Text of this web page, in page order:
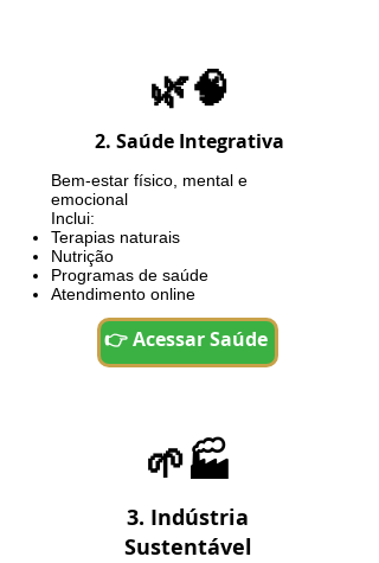
🌿🧠
2. Saúde Integrativa
Bem-estar físico, mental e
emocional
Inclui:
Terapias naturais
Nutrição
Programas de saúde
Atendimento online
👉 Acessar Saúde
🌱🏭
3. Indústria
Sustentável